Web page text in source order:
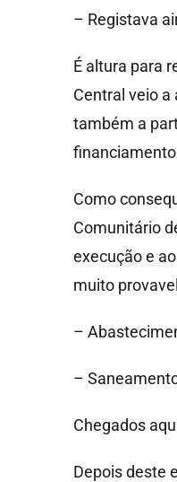
– Registava
É altura para
Central veio a
também a
Como
Comunitário
execução e
muito
–
–
Chegados
Depois deste